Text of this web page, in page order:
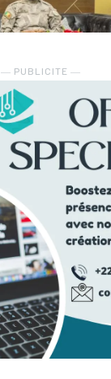
― PUBLICITE ―